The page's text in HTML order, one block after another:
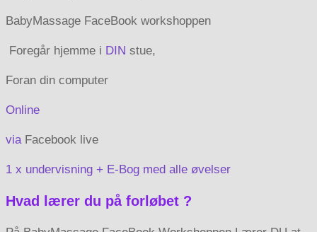
BabyMassage FaceBook workshoppen
Foregår hjemme i DIN stue,
Foran din computer
Online
via Facebook live
1 x undervisning + E-Bog med alle øvelser
Hvad lærer du på forløbet ?